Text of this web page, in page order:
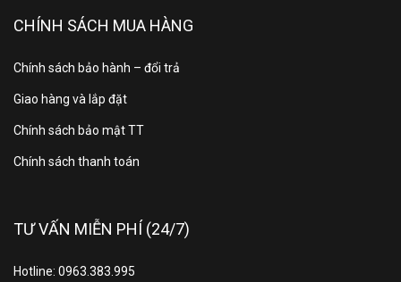
CHÍNH SÁCH MUA HÀNG
Chính sách bảo hành – đổi trả
Giao hàng và lắp đặt
Chính sách bảo mật TT
Chính sách thanh toán
TƯ VẤN MIỄN PHÍ (24/7)
Hotline: 0963.383.995